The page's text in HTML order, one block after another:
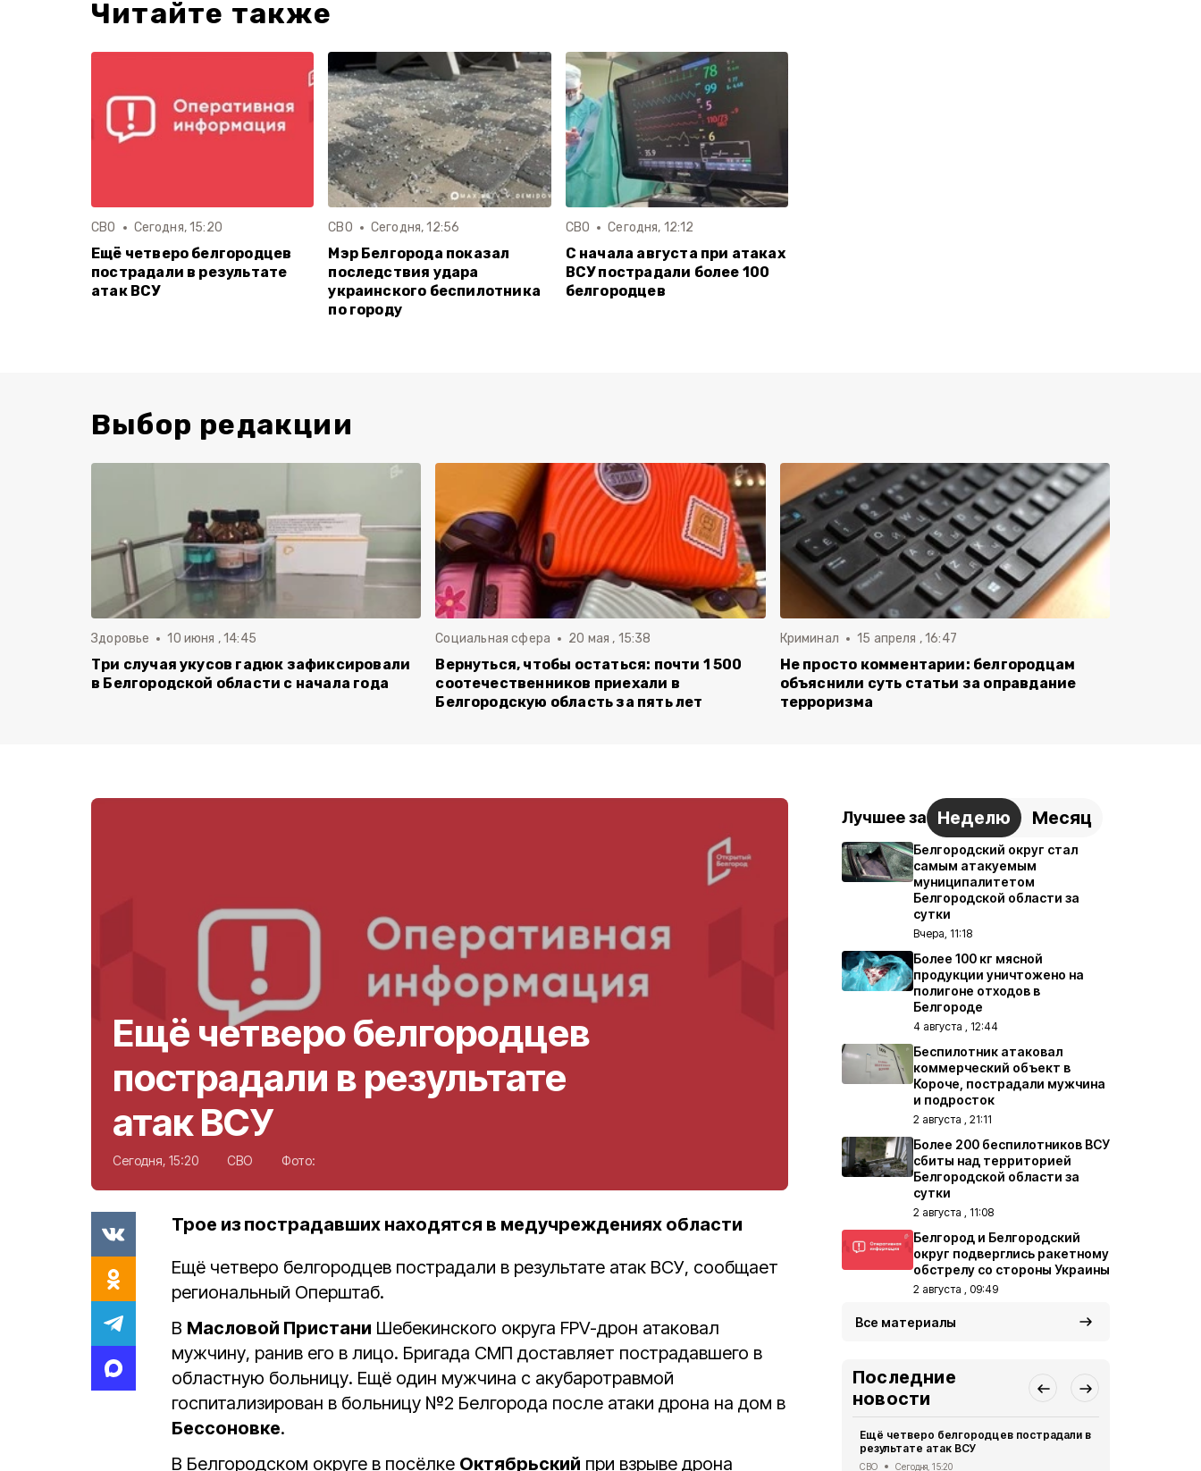
Читайте также
СВО Сегодня, 15:20
Ещё четверо белгородцев
пострадали в результате
атак ВСУ
СВО Сегодня, 12:56
Мэр Белгорода показал
последствия удара
украинского беспилотника
по городу
СВО Сегодня, 12:12
С начала августа при атаках
ВСУ пострадали более 100
белгородцев
Выбор редакции
Здоровье 10 июня , 14:45
Три случая укусов гадюк зафиксировали
в Белгородской области с начала года
Социальная сфера 20 мая , 15:38
Вернуться, чтобы остаться: почти 1 500
соотечественников приехали в
Белгородскую область за пять лет
Криминал 15 апреля , 16:47
Не просто комментарии: белгородцам
объяснили суть статьи за оправдание
терроризма
Ещё четверо белгородцев
пострадали в результате
атак ВСУ
Сегодня, 15:20 СВО Фото:
Трое из пострадавших находятся в медучреждениях области
Ещё четверо белгородцев пострадали в результате атак ВСУ, сообщает
региональный Оперштаб.
В Масловой Пристани Шебекинского округа FPV-дрон атаковал
мужчину, ранив его в лицо. Бригада СМП доставляет пострадавшего в
областную больницу. Ещё один мужчина с акубаротравмой
госпитализирован в больницу №2 Белгорода после атаки дрона на дом в
Бессоновке.
В Белгородском округе в посёлке Октябрьский при взрыве дрона
Лучшее за Неделю Месяц
Белгородский округ стал
самым атакуемым
муниципалитетом
Белгородской области за
сутки
Вчера, 11:18
Более 100 кг мясной
продукции уничтожено на
полигоне отходов в
Белгороде
4 августа , 12:44
Беспилотник атаковал
коммерческий объект в
Короче, пострадали мужчина
и подросток
2 августа , 21:11
Более 200 беспилотников ВСУ
сбиты над территорией
Белгородской области за
сутки
2 августа , 11:08
Белгород и Белгородский
округ подверглись ракетному
обстрелу со стороны Украины
2 августа , 09:49
Все материалы
Последние
новости
Ещё четверо белгородцев пострадали в
результате атак ВСУ
СВО Сегодня, 15:20